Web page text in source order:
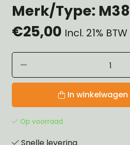
Merk/Type:
€25,00 Incl. 21% BTW
In winkelwagen
Op voorraad